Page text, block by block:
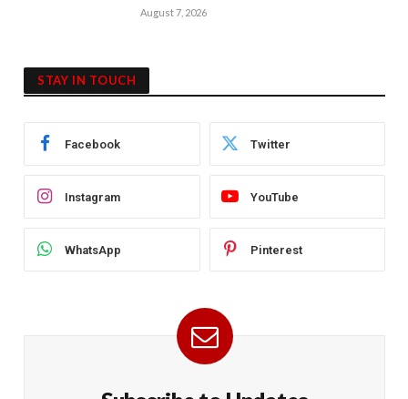
August 7, 2026
STAY IN TOUCH
Facebook Twitter
Instagram YouTube
WhatsApp Pinterest